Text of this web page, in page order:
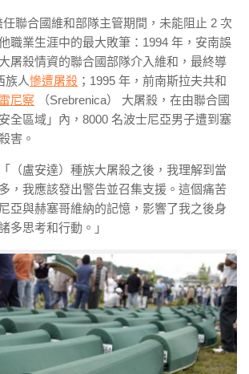
聯合國維和部隊主管期間，未能阻止 2 次
職業生涯中的最大敗筆：1994 年，安南誤
屠殺情資的聯合國部隊介入維和，最終導
族人慘遭屠殺 ；1995 年，前南斯拉夫共和
尼察 （Srebrenica） 大屠殺，在由聯合國
全區域」內，8000 名波士尼亞男子遭到塞
害。
（盧安達）種族大屠殺之後，我理解到當
，我應該發出警告並召集支援。這個痛苦
亞與赫塞哥維納的記憶，影響了我之後身
多思考和行動。」